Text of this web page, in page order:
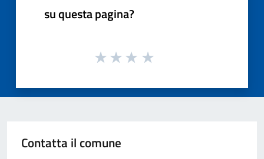
su questa pagina?
Contatta il comune